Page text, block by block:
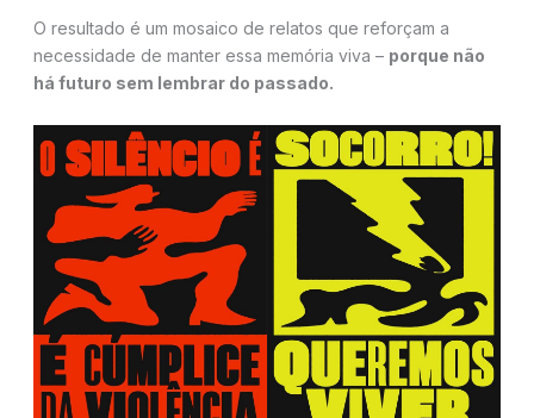
O resultado é um mosaico de relatos que reforçam a
necessidade de manter essa memória viva – porque não
há futuro sem lembrar do passado.